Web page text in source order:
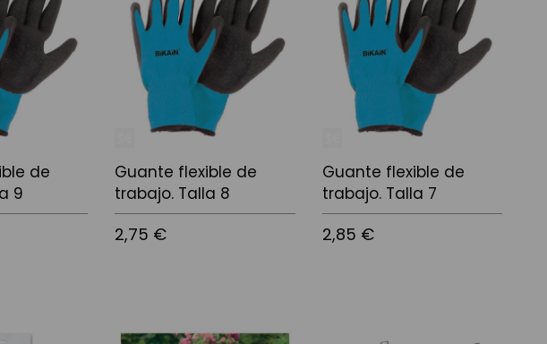
de
9
Guante flexible de
trabajo. Talla 8
2,75 €
Guante flexible de
trabajo. Talla 7
2,85 €